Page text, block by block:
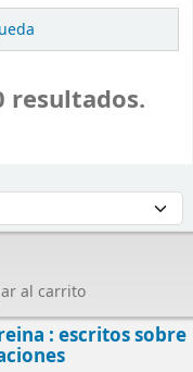
resultados.
al carrito
: escritos sobre